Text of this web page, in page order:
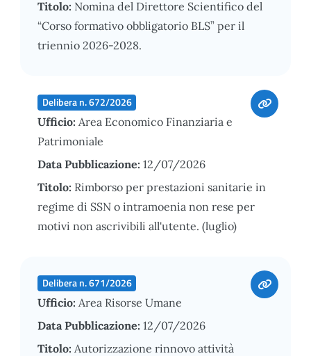
Titolo: Nomina del Direttore Scientifico del
“Corso formativo obbligatorio BLS” per il
triennio 2026-2028.
Delibera n. 672/2026
Ufficio: Area Economico Finanziaria e
Patrimoniale
Data Pubblicazione: 12/07/2026
Titolo: Rimborso per prestazioni sanitarie in
regime di SSN o intramoenia non rese per
motivi non ascrivibili all'utente. (luglio)
Delibera n. 671/2026
Ufficio: Area Risorse Umane
Data Pubblicazione: 12/07/2026
Titolo: Autorizzazione rinnovo attività